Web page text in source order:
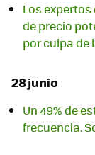
Los
de precio
por culpa de
28 junio
Un 49% de
frecuencia.